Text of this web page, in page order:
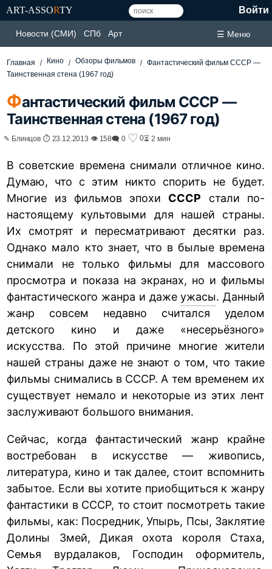
ART-ASSORTY Войти
Новости (СМИ) СПб Арт ☰ Меню
Главная Кино Обзоры фильмов
Фантастический фильм СССР —
Таинственная стена (1967 год)
Фантастический фильм СССР —
Таинственная стена (1967 год)
✎ Блинцов ⏱ 23.12.2013 👁 158🗨 0 ♡ 0⏳ 2 мин
В советские времена снимали отличное кино.
Думаю, что с этим никто спорить не будет.
Многие из фильмов эпохи СССР стали по-
настоящему культовыми для нашей страны.
Их смотрят и пересматривают десятки раз.
Однако мало кто знает, что в былые времена
снимали не только фильмы для массового
просмотра и показа на экранах, но и фильмы
фантастического жанра и дажеужасы. Данный
жанр совсем недавно считался уделом
детского кино и даже «несерьёзного»
искусства. По этой причине многие жители
нашей страны даже не знают о том, что такие
фильмы снимались в СССР. А тем временем их
существует немало и некоторые из этих лент
заслуживают большого внимания.
Сейчас, когда фантастический жанр крайне
востребован в искусстве — живопись,
литература, кино и так далее, стоит вспомнить
забытое. Если вы хотите приобщиться к жанру
фантастики в СССР, то стоит посмотреть такие
фильмы, как: Посредник, Упырь, Псы, Заклятие
Долины Змей, Дикая охота короля Стаха,
Семья вурдалаков, Господин оформитель,